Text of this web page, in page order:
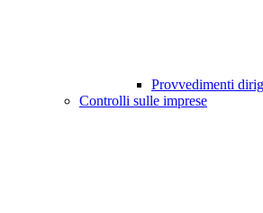
Provvedimenti
Controlli sulle imprese